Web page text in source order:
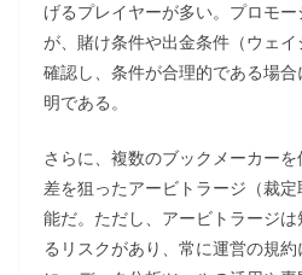
げるプレイヤーが多い。プロモ
が、賭け条件や出金条件（ウェ
確認し、条件が合理的である場
明である。
さらに、複数のブックメーカー
差を狙ったアービトラージ（裁
能だ。ただし、アービトラージ
るリスクがあり、常に運営の規